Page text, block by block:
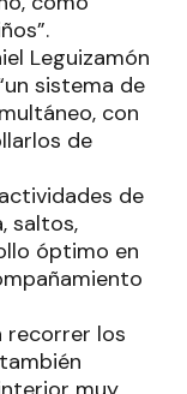
Leguizamón
sistema de
con
de
de
saltos,
óptimo en
recorrer los